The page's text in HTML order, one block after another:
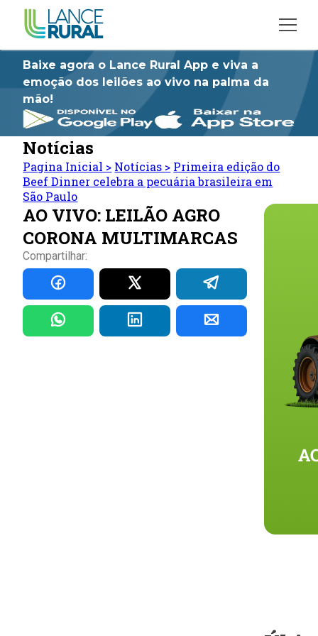
Baixe agora o Lance Rural App e viva a
emoção dos leilões ao vivo na palma da
mão!
Notícias
Pagina Inicial > Notícias > Primeira edição do
Beef Dinner celebra a pecuária brasileira em
São Paulo
AO VIVO: LEILÃO AGRO
CORONA MULTIMARCAS
Compartilhar: